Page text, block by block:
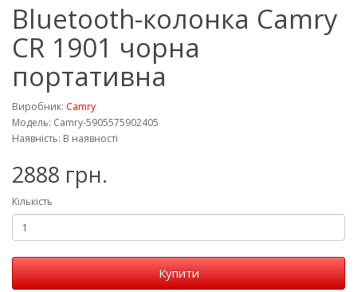
Bluetooth-колонка Camry
CR 1901 чорна
портативна
Виробник: Camry
Модель: Camry-5905575902405
Наявність: В наявності
2888 грн.
Кількість
Купити